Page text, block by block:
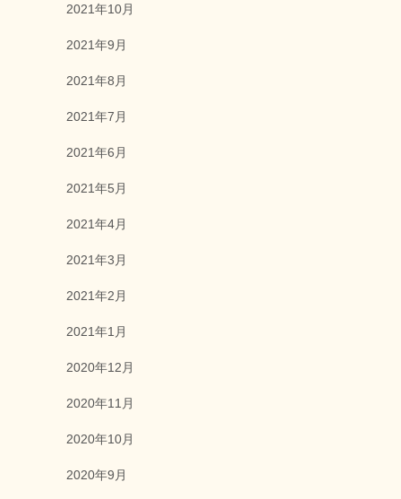
2021年10月
2021年9月
2021年8月
2021年7月
2021年6月
2021年5月
2021年4月
2021年3月
2021年2月
2021年1月
2020年12月
2020年11月
2020年10月
2020年9月